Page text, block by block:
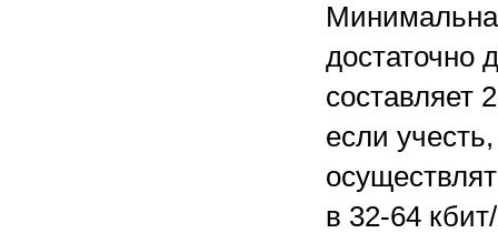
достаточно
составляет
если
в 32-64